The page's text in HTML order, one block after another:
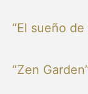
“El sueño
“Zen